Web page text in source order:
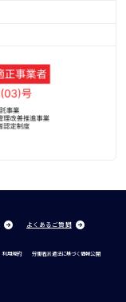
よくあるご質問
利用規約 労働者派遣法に基づく情報公開